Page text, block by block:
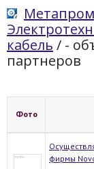
кабель / -
партнеров
Фото
фирмы